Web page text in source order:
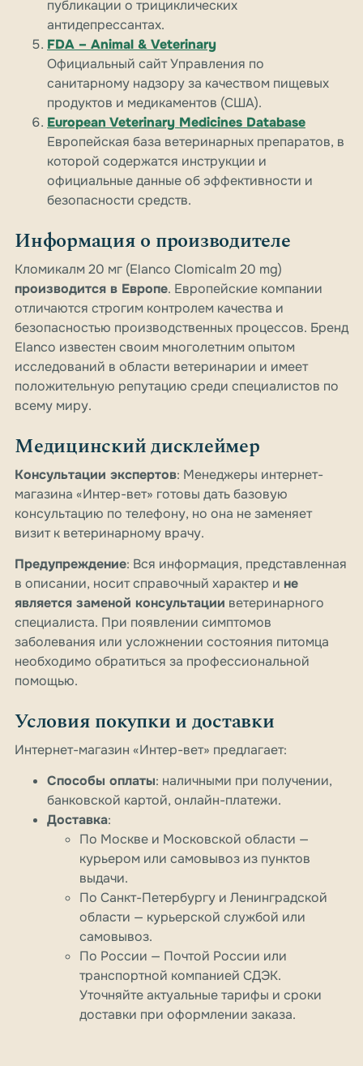
публикации о трициклических
антидепрессантах.
FDA – Animal & Veterinary
Официальный сайт Управления по
санитарному надзору за качеством пищевых
продуктов и медикаментов (США).
European Veterinary Medicines Database
Европейская база ветеринарных препаратов, в
которой содержатся инструкции и
официальные данные об эффективности и
безопасности средств.
Информация о производителе
Кломикалм 20 мг (Elanco Clomicalm 20 mg)
производится в Европе. Европейские компании
отличаются строгим контролем качества и
безопасностью производственных процессов. Бренд
Elanco известен своим многолетним опытом
исследований в области ветеринарии и имеет
положительную репутацию среди специалистов по
всему миру.
Медицинский дисклеймер
Консультации экспертов: Менеджеры интернет-
магазина «Интер-вет» готовы дать базовую
консультацию по телефону, но она не заменяет
визит к ветеринарному врачу.
Предупреждение: Вся информация, представленная
в описании, носит справочный характер и не
является заменой консультации ветеринарного
специалиста. При появлении симптомов
заболевания или усложнении состояния питомца
необходимо обратиться за профессиональной
помощью.
Условия покупки и доставки
Интернет-магазин «Интер-вет» предлагает:
Способы оплаты: наличными при получении,
банковской картой, онлайн-платежи.
Доставка:
По Москве и Московской области —
курьером или самовывоз из пунктов
выдачи.
По Санкт-Петербургу и Ленинградской
области — курьерской службой или
самовывоз.
По России — Почтой России или
транспортной компанией СДЭК.
Уточняйте актуальные тарифы и сроки
доставки при оформлении заказа.